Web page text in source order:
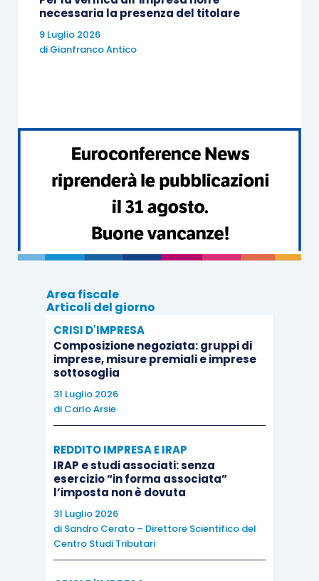
necessaria la presenza del titolare
9 Luglio 2026
di Gianfranco Antico
Area fiscale
Articoli del giorno
CRISI D'IMPRESA
Composizione negoziata: gruppi di
imprese, misure premiali e imprese
sottosoglia
31 Luglio 2026
di Carlo Arsie
REDDITO IMPRESA E IRAP
IRAP e studi associati: senza
esercizio “in forma associata”
l’imposta non è dovuta
31 Luglio 2026
di Sandro Cerato – Direttore Scientifico del
Centro Studi Tributari